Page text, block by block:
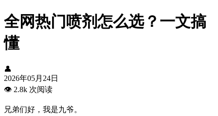
全网热门喷剂怎么选？一文搞
懂
👤
2026年05月24日
👁️ 2.8k 次阅读
兄弟们好，我是九爷。